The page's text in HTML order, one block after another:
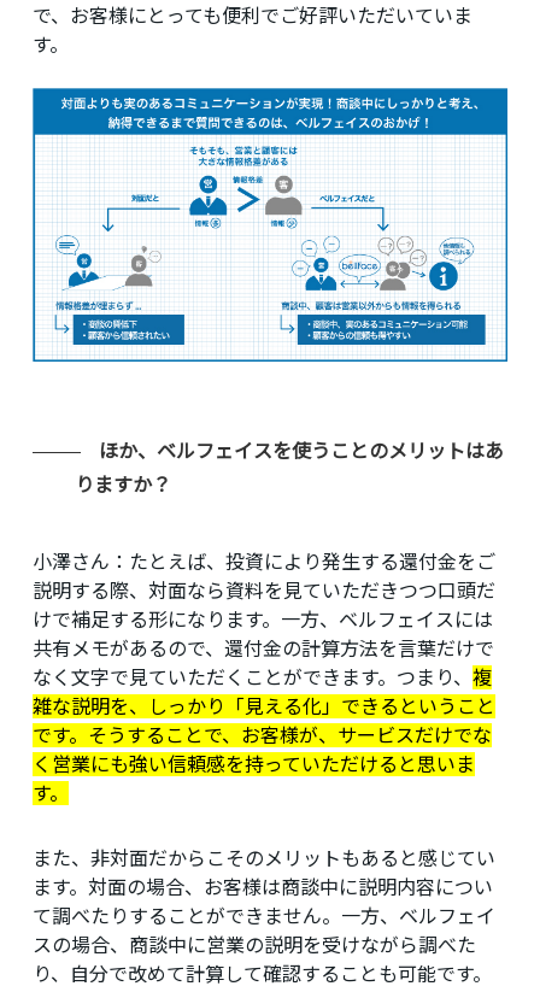
で、お客様にとっても便利でご好評いただいていま
す。
ほか、ベルフェイスを使うことのメリットはあ
りますか？
小澤さん： たとえば、投資により発生する還付金をご
説明する際、対面なら資料を見ていただきつつ口頭だ
けで補足する形になります。一方、ベルフェイスには
共有メモがあるので、還付金の計算方法を言葉だけで
なく文字で見ていただくことができます。つまり、複
雑な説明を、しっかり「見える化」できるということ
です。そうすることで、お客様が、サービスだけでな
く営業にも強い信頼感を持っていただけると思いま
す。
また、非対面だからこそのメリットもあると感じてい
ます。対面の場合、お客様は商談中に説明内容につい
て調べたりすることができません。一方、ベルフェイ
スの場合、商談中に営業の説明を受けながら調べた
り、自分で改めて計算して確認することも可能です。